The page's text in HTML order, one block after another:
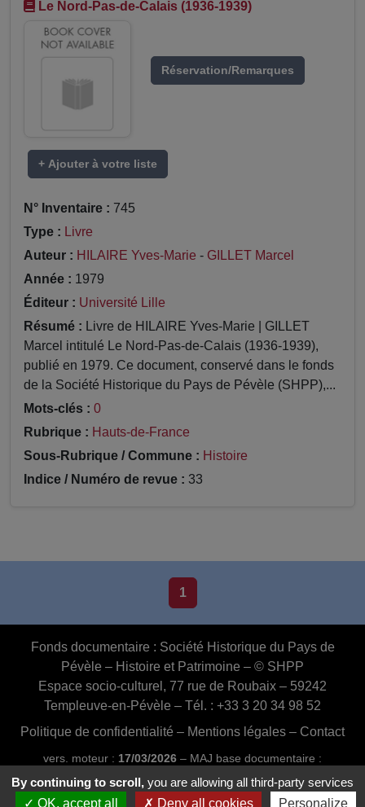
Le Nord-Pas-de-Calais (1936-1939)
Réservation/Remarques
+ Ajouter à votre liste
N° Inventaire : 745
Type : Livre
Auteur : HILAIRE Yves-Marie - GILLET Marcel
Année : 1979
Éditeur : Université Lille
Résumé : Livre de HILAIRE Yves-Marie | GILLET
Marcel intitulé Le Nord-Pas-de-Calais (1936-1939),
publié en 1979. Ce document, conservé dans le fonds
de la Société Historique du Pays de Pévèle (SHPP),...
Mots-clés : 0
Rubrique : Hauts-de-France
Sous-Rubrique / Commune : Histoire
Indice / Numéro de revue : 33
1
Fonds documentaire : Société Historique du Pays de
Pévèle – Histoire et Patrimoine – © SHPP
Espace socio-culturel, 77 rue de Roubaix – 59242
Templeuve-en-Pévèle – Tél. : +33 3 20 34 98 52
Politique de confidentialité – Mentions légales – Contact
vers. moteur : 17/03/2026 – MAJ base documentaire :
03/07/2026 16:46:24
Conception et réalisation :Web20MIP.fr
By continuing to scroll, you are allowing all third-party services
OK, accept all
Deny all cookies Personalize